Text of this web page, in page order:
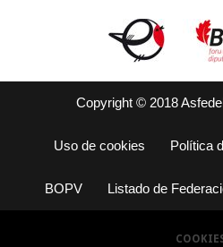
Copyright © 2018
Uso de cookies Política
BOPV Listado de